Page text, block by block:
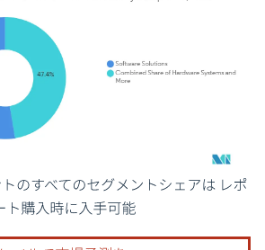
。再利用にはCC BY 4.0の表示が必要です。